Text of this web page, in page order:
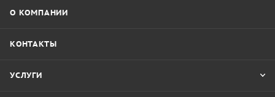
О КОМПАНИИ
КОНТАКТЫ
УСЛУГИ